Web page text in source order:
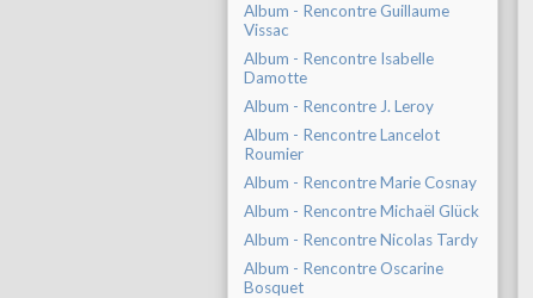
Album - Rencontre Guillaume
Vissac
Album - Rencontre Isabelle
Damotte
Album - Rencontre J. Leroy
Album - Rencontre Lancelot
Roumier
Album - Rencontre Marie Cosnay
Album - Rencontre Michaël Glück
Album - Rencontre Nicolas Tardy
Album - Rencontre Oscarine
Bosquet